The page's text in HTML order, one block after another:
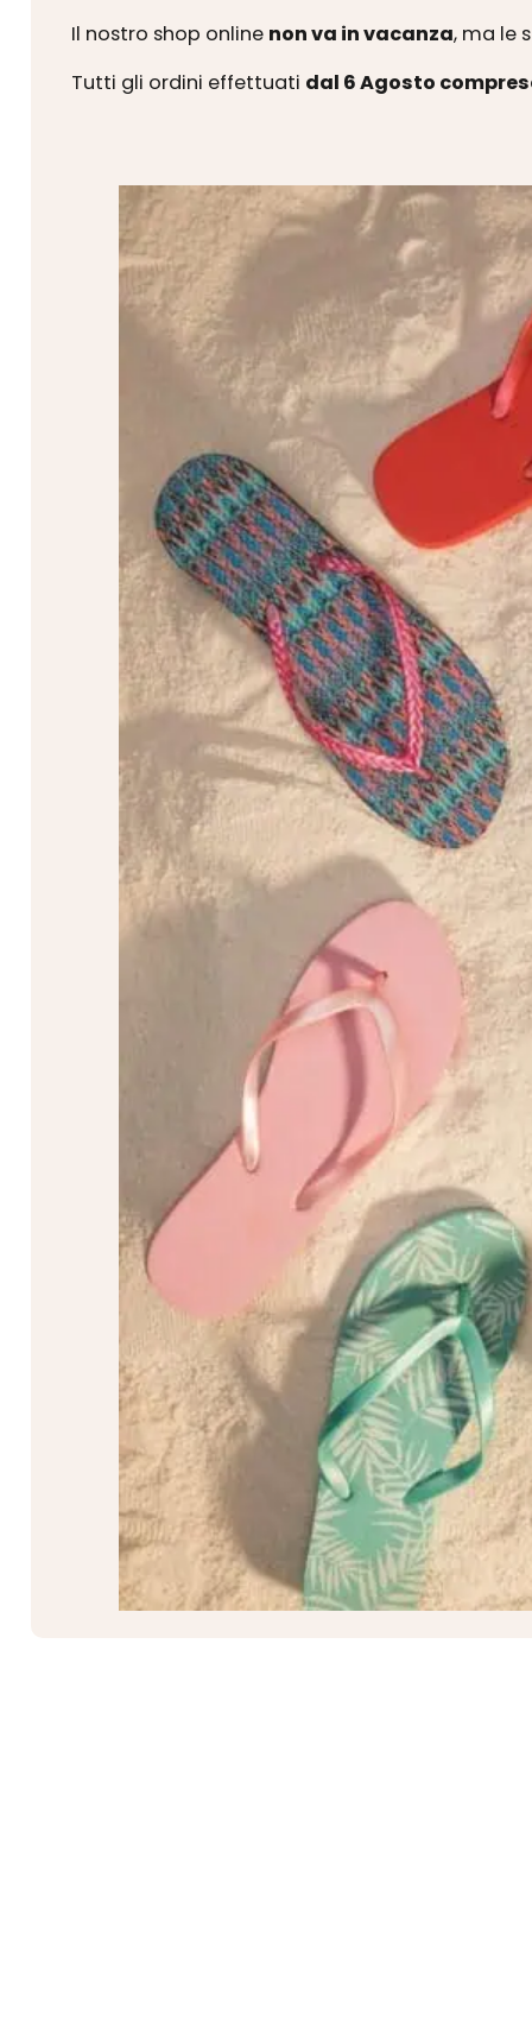
Il nostro shop online non va in vacanza, ma le
Tutti gli ordini effettuati dal 6 Agosto